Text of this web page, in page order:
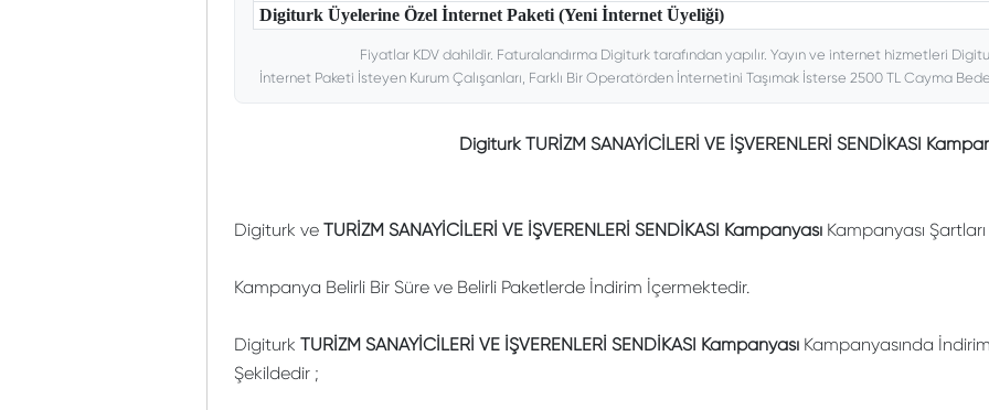
Digiturk Üyelerine Özel İnternet Paketi (Yeni İnternet Üyeliği)
Fiyatlar KDV dahildir. Faturalandırma Digiturk tarafından yapılır. Yayın ve internet hizmetleri
İnternet Paketi İsteyen Kurum Çalışanları, Farklı Bir Operatörden İnternetini Taşımak İsterse 2500 TL Cayma
Digiturk TURİZM SANAYİCİLERİ VE İŞVERENLERİ SENDİKASI
Digiturk ve TURİZM SANAYİCİLERİ VE İŞVERENLERİ SENDİKASI Kampanyası Kampanyası Şartları
Kampanya Belirli Bir Süre ve Belirli Paketlerde İndirim İçermektedir.
Digiturk TURİZM SANAYİCİLERİ VE İŞVERENLERİ SENDİKASI Kampanyası Kampanyasında
Şekildedir ;